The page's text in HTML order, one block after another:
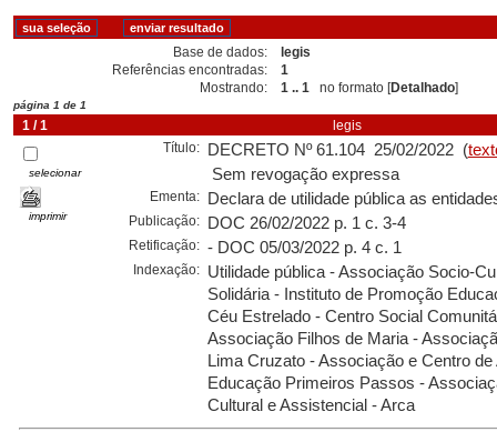
Base de dados:
legis
Referências encontradas:
1
Mostrando:
1 .. 1 no formato [Detalhado]
página 1 de 1
1 / 1 legis
selecionar
imprimir
Título: DECRETO Nº 61.104 25/02/2022 (
Sem revogação expressa
Ementa: Declara de utilidade pública as
Publicação: DOC 26/02/2022 p. 1 c. 3-4
Retificação: - DOC 05/03/2022 p. 4 c. 1
Indexação:
Utilidade pública - Associação Socio-
Solidária - Instituto de Promoção
Céu Estrelado - Centro Social
Associação Filhos de Maria -
Lima Cruzato - Associação e Centro de
Educação Primeiros Passos -
Cultural e Assistencial - Arca